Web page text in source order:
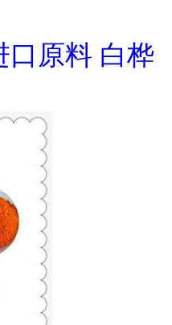
口原料 白桦